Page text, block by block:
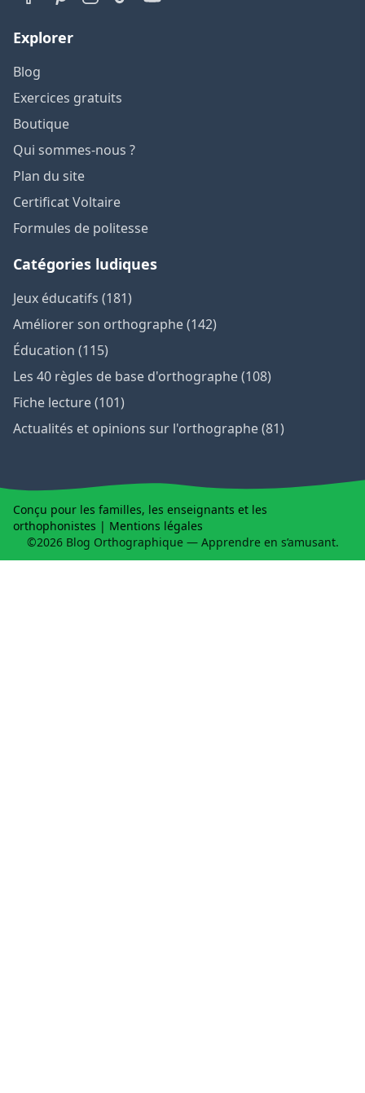
Explorer
Blog
Exercices gratuits
Boutique
Qui sommes-nous ?
Plan du site
Certificat Voltaire
Formules de politesse
Catégories ludiques
Jeux éducatifs (181)
Améliorer son orthographe (142)
Éducation (115)
Les 40 règles de base d'orthographe (108)
Fiche lecture (101)
Actualités et opinions sur l'orthographe (81)
Conçu pour les familles, les enseignants et les
orthophonistes | Mentions légales
©2026 Blog Orthographique — Apprendre en s’amusant.